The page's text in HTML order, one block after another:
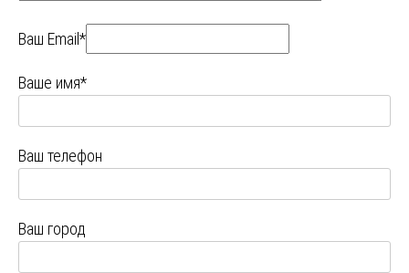
Ваш Email*
Ваше имя*
Ваш телефон
Ваш город